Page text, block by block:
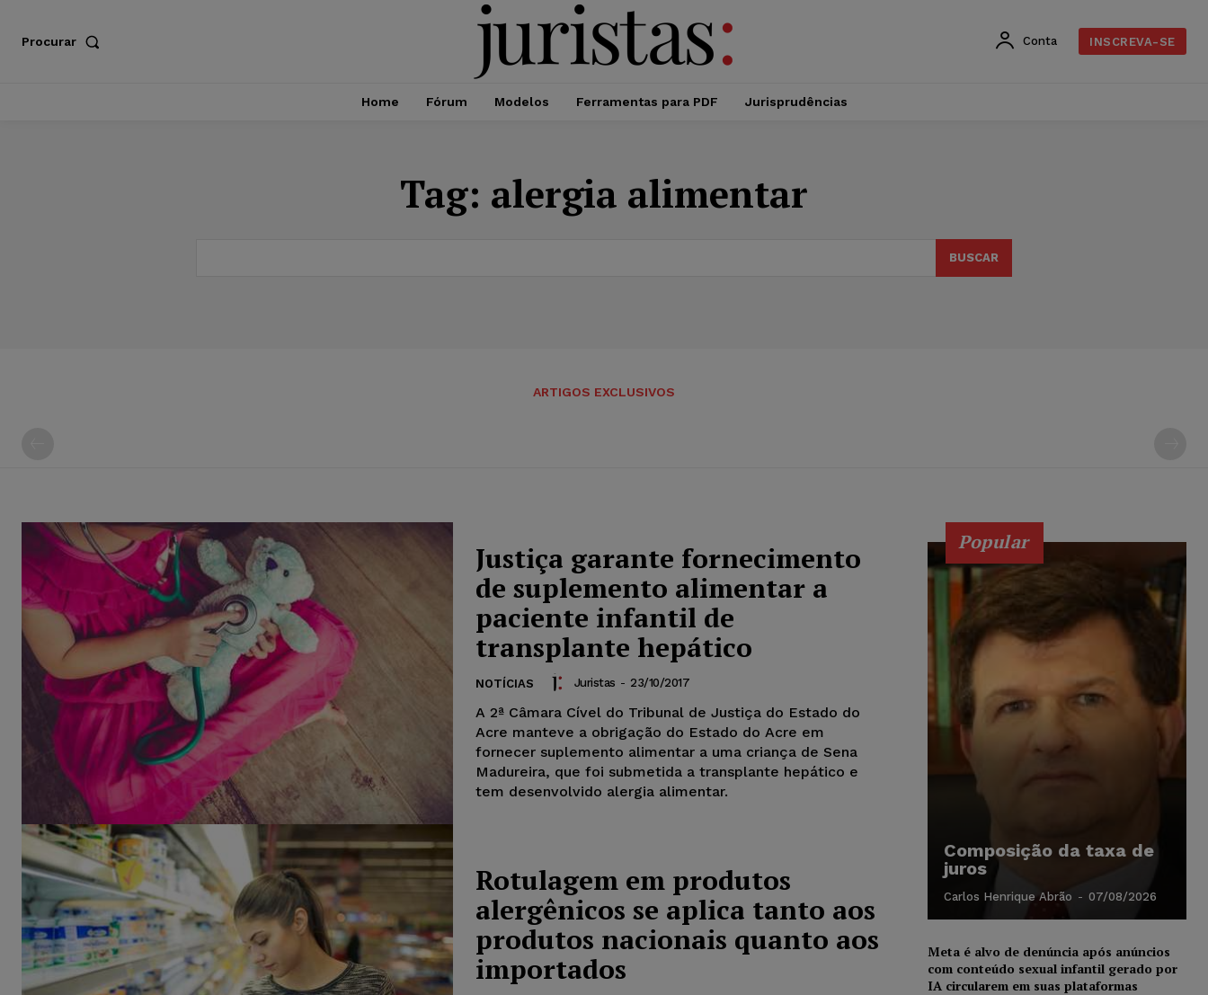
Procurar Conta INSCREVA-SE
Home Fórum Modelos Ferramentas para PDF Jurisprudências
Tag: alergia alimentar
BUSCAR
ARTIGOS EXCLUSIVOS
Justiça garante fornecimento
de suplemento alimentar a
paciente infantil de
transplante hepático
NOTÍCIAS Juristas - 23/10/2017
A 2ª Câmara Cível do Tribunal de Justiça do Estado do
Acre manteve a obrigação do Estado do Acre em
fornecer suplemento alimentar a uma criança de Sena
Madureira, que foi submetida a transplante hepático e
tem desenvolvido alergia alimentar.
Rotulagem em produtos
alergênicos se aplica tanto aos
produtos nacionais quanto aos
importados
Popular
Composição da taxa de
juros
Carlos Henrique Abrão - 07/08/2026
Meta é alvo de denúncia após anúncios
com conteúdo sexual infantil gerado por
IA circularem em suas plataformas